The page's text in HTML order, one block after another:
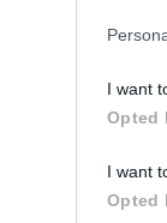
I want
Opted
I want
Opted